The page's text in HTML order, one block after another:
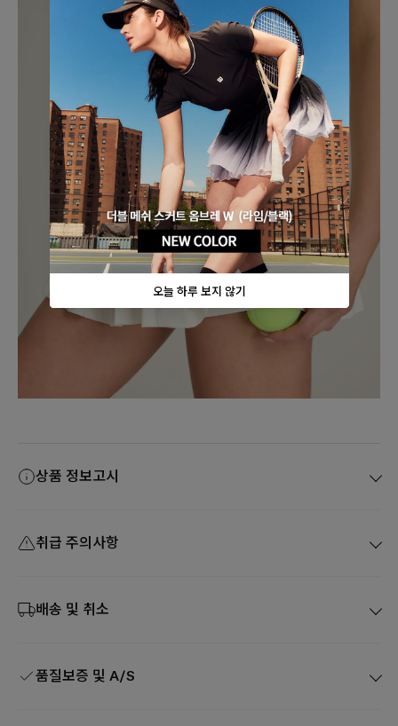
상품 정보고시
취급 주의사항
배송 및 취소
품질보증 및 A/S